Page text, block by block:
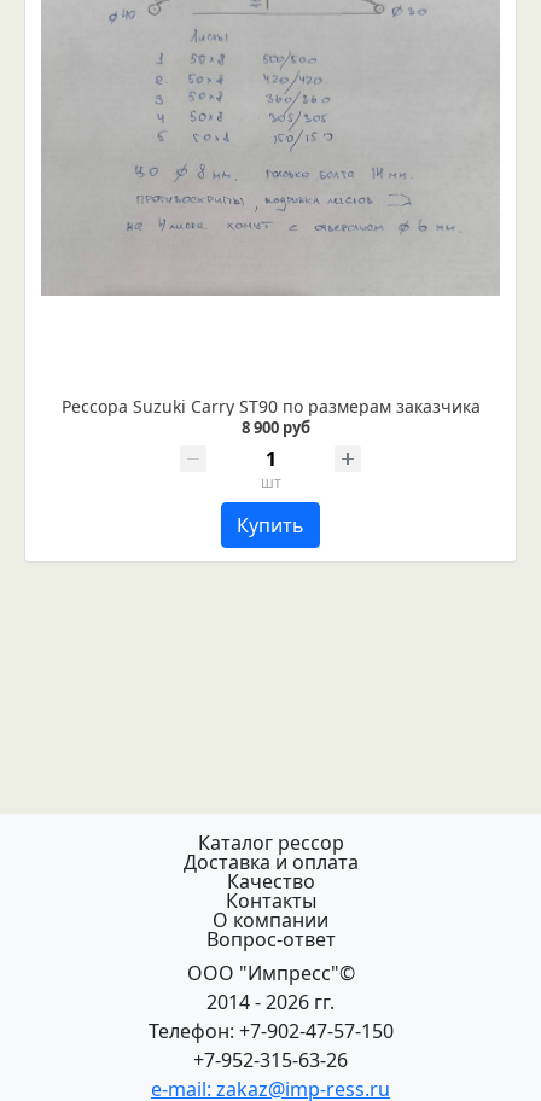
Рессора Suzuki Carry ST90 по размерам заказчика
8 900 руб
шт
Купить
Каталог рессор
Доставка и оплата
Качество
Контакты
О компании
Вопрос-ответ
ООО "Импресс"©
2014 - 2026 гг.
Телефон: +7-902-47-57-150
+7-952-315-63-26
e-mail: zakaz@imp-ress.ru